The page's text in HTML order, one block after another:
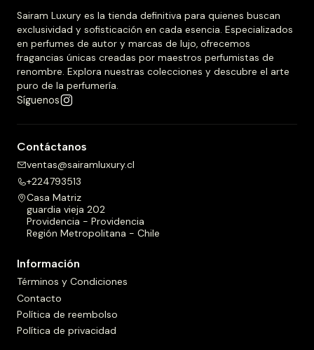
Sairam Luxury es la tienda definitiva para quienes buscan
exclusividad y sofisticación en cada esencia. Especializados
en perfumes de autor y marcas de lujo, ofrecemos
fragancias únicas creadas por maestros perfumistas de
renombre. Explora nuestras colecciones y descubre el arte
puro de la perfumería.
Síguenos
Contáctanos
ventas@sairamluxury.cl
+224793513
Casa Matriz
guardia vieja 202
Providencia - Providencia
Región Metropolitana - Chile
Información
Términos y Condiciones
Contacto
Política de reembolso
Política de privacidad